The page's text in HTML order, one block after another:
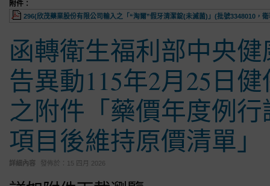
附件：
296(欣茂藥業股份有限公司輸入之「“淘爾”假牙清潔錠(未滅菌)」(批號3348010，
函轉衛生福利部中央
告異動115年2月25日
之附件「藥價年度例
項目後維持原價清單」
詳細內容 發佈於： 15 四月 2026